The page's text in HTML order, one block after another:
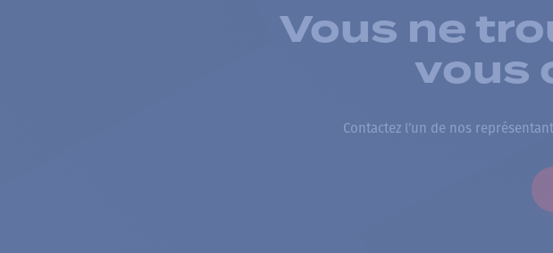
Vous ne
vous
Contactez l’un de nos